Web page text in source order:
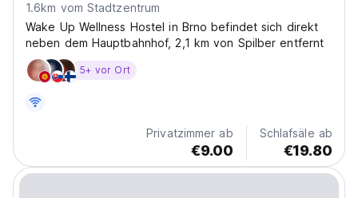
1.6km vom Stadtzentrum
Wake Up Wellness Hostel in Brno befindet sich direkt
neben dem Hauptbahnhof, 2,1 km von Spilber entfernt
5+ vor Ort
Privatzimmer ab
€9.00
Schlafsäle ab
€19.80